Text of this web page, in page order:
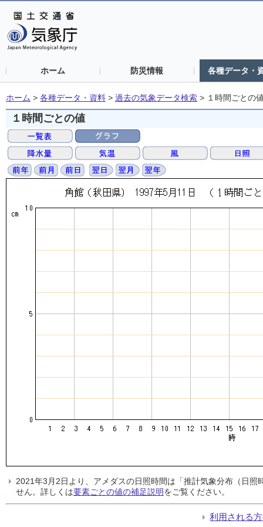
ホーム 防災情報 各種データ・
ホーム > 各種データ・資料 > 過去の気象データ検索 > １時間ごとの
１時間ごとの値
2021年3月2日より、アメダスの日照時間は「推計気象分布（日
せん。詳しくは要素ごとの値の補足説明をご覧ください。
利用される